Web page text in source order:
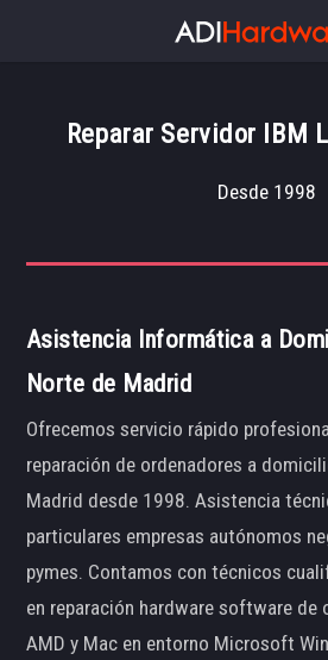
Reparar Servidor IBM
Desde 1998
Asistencia Informática a
Norte de Madrid
Ofrecemos servicio rápido
reparación de ordenadores a
Madrid desde 1998. Asistencia
particulares empresas autónomos
pymes. Contamos con técnicos
en reparación hardware software de
AMD y Mac en entorno Microsoft